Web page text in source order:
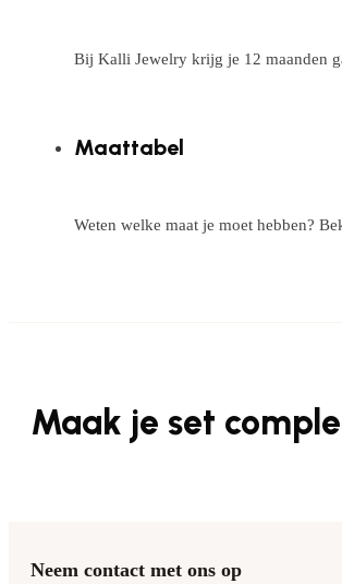
Bij Kalli Jewelry krijg je 12 maanden
Maattabel
Weten welke maat je moet hebben?
Maak je set
Neem contact met ons op